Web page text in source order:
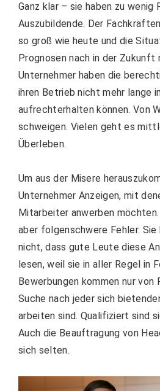
Ganz klar – sie haben zu wenig
Auszubildende. Der
so groß wie heute und die
Prognosen nach in der Zukunft
Unternehmer haben die
ihren Betrieb nicht mehr lange
aufrechterhalten können. Von
schweigen. Vielen geht es
Überleben.
Um aus der Misere
Unternehmer Anzeigen, mit
Mitarbeiter anwerben
aber folgenschwere Fehler.
nicht, dass gute Leute diese
lesen, weil sie in aller Regel in
Bewerbungen kommen nur von
Suche nach jeder sich
arbeiten sind. Qualifiziert sind
Auch die Beauftragung von
sich selten.